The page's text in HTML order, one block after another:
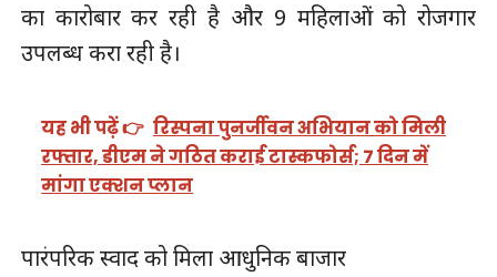
का कारोबार कर रही है और 9 महिलाओं को रोजगार
उपलब्ध करा रही है।
यह भी पढ़ें 👉 रिस्पना पुनर्जीवन अभियान को मिली
रफ्तार, डीएम ने गठित कराई टास्कफोर्स; 7 दिन में
मांगा एक्शन प्लान
पारंपरिक स्वाद को मिला आधुनिक बाजार